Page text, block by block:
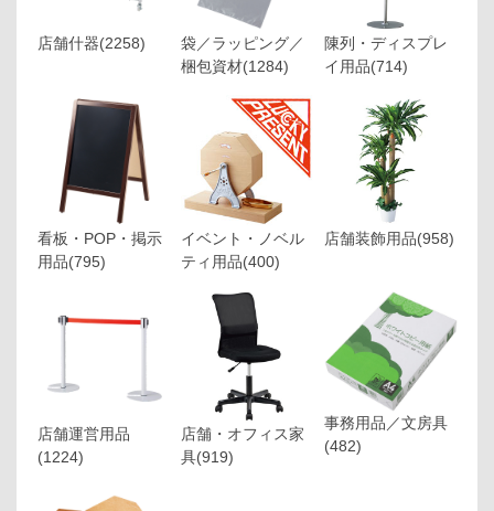
店舗什器(2258)
袋／ラッピング／
梱包資材(1284)
陳列・ディスプレ
イ用品(714)
看板・POP・掲示
用品(795)
イベント・ノベル
ティ用品(400)
店舗装飾用品(958)
店舗運営用品
(1224)
店舗・オフィス家
具(919)
事務用品／文房具
(482)